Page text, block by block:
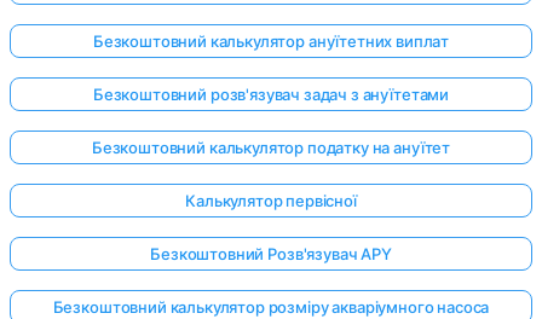
Безкоштовний калькулятор ануїтетних виплат
Безкоштовний розв'язувач задач з ануїтетами
Безкоштовний калькулятор податку на ануїтет
Калькулятор первісної
Безкоштовний Розв'язувач APY
Безкоштовний калькулятор розміру акваріумного насоса